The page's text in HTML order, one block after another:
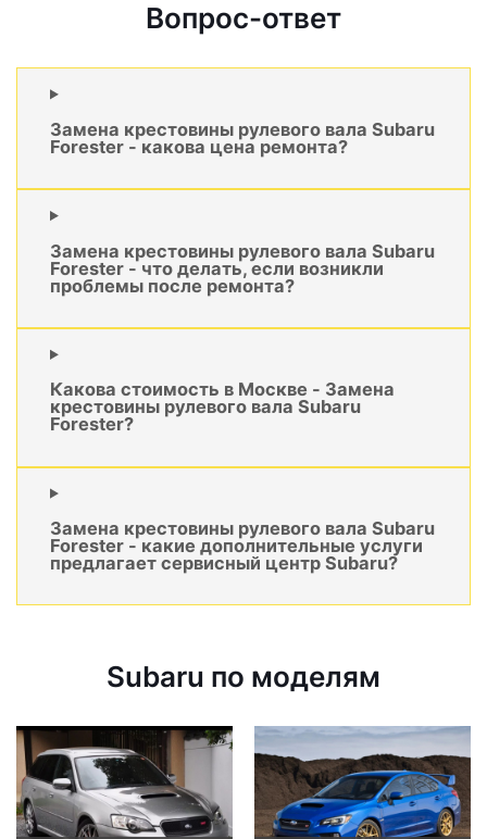
Вопрос-ответ
Замена крестовины рулевого вала Subaru
Forester - какова цена ремонта?
Замена крестовины рулевого вала Subaru
Forester - что делать, если возникли
проблемы после ремонта?
Какова стоимость в Москве - Замена
крестовины рулевого вала Subaru
Forester?
Замена крестовины рулевого вала Subaru
Forester - какие дополнительные услуги
предлагает сервисный центр Subaru?
Subaru по моделям